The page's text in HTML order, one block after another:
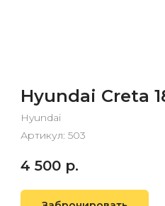
Hyundai Creta
Hyundai
Артикул: 503
4 500 р.